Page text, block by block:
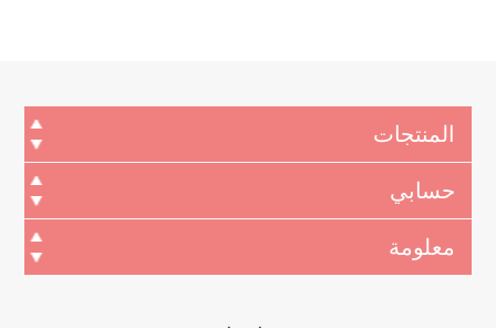
المنتجات
حسابي
معلومة